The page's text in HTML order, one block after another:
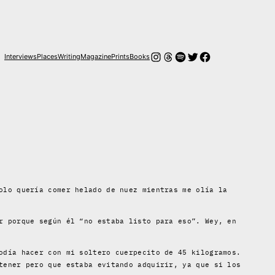
InterviewsPlacesWritingMagazinePrintsBooksInstagram
Threads
Spotify
Twitter
Facebook
quería comer helado de nuez mientras me olía la
según él “no estaba listo para eso”. Wey, en
hacer con mi soltero cuerpecito de 45 kilogramos.
pero que estaba evitando adquirir, ya que si los